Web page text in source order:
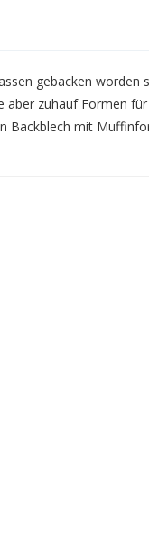
gebacken
aber zuhauf Formen
Backblech mit